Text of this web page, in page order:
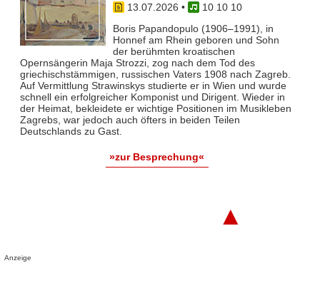
13.07.2026 •
10 10 10
Boris Papandopulo (1906–1991), in
Honnef am Rhein geboren und Sohn
der berühmten kroatischen
Opernsängerin Maja Strozzi, zog nach dem Tod des
griechischstämmigen, russischen Vaters 1908 nach Zagreb.
Auf Vermittlung Strawinskys studierte er in Wien und wurde
schnell ein erfolgreicher Komponist und Dirigent. Wieder in
der Heimat, bekleidete er wichtige Positionen im Musikleben
Zagrebs, war jedoch auch öfters in beiden Teilen
Deutschlands zu Gast.
»zur Besprechung«
▲
Anzeige